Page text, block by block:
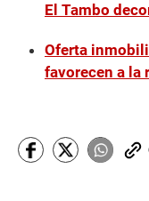
El Tambo
Oferta
favorecen a la